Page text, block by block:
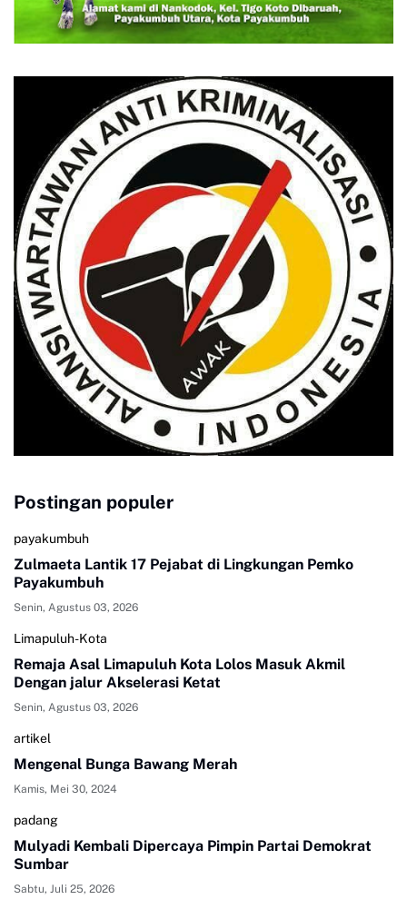
Postingan populer
payakumbuh
Zulmaeta Lantik 17 Pejabat di Lingkungan Pemko
Payakumbuh
Senin, Agustus 03, 2026
Limapuluh-Kota
Remaja Asal Limapuluh Kota Lolos Masuk Akmil
Dengan jalur Akselerasi Ketat
Senin, Agustus 03, 2026
artikel
Mengenal Bunga Bawang Merah
Kamis, Mei 30, 2024
padang
Mulyadi Kembali Dipercaya Pimpin Partai Demokrat
Sumbar
Sabtu, Juli 25, 2026